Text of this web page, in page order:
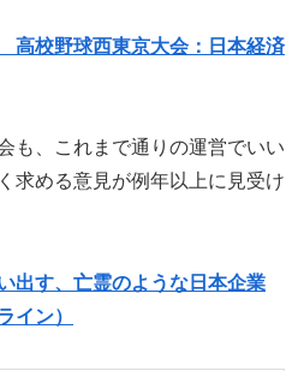
校野球西東京大会：日本経済
も、これまで通りの運営でいい
求める意見が例年以上に見受け
出す、亡霊のような日本企業
イン）